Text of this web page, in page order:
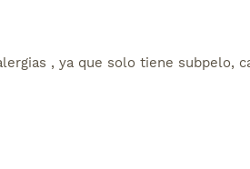
, ya que solo tiene subpelo,